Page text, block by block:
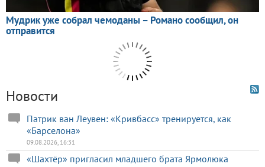
Новости
Патрик ван Леувен: «Кривбасс» тренируется, как
«Барселона»
09.08.2026, 16:31
«Шахтёр» пригласил младшего брата Ярмолюка